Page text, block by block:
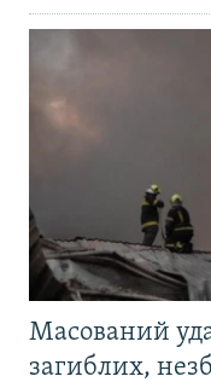
Масований
загиблих,